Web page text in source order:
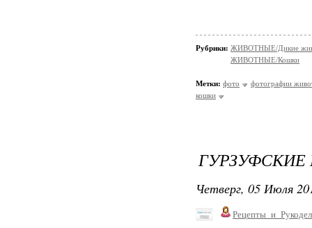
Рубрики: ЖИВОТНЫЕ/Дикие
ЖИВОТНЫЕ/Кошки
Метки: фото
фотографии
кошки
Четверг, 05 Июля